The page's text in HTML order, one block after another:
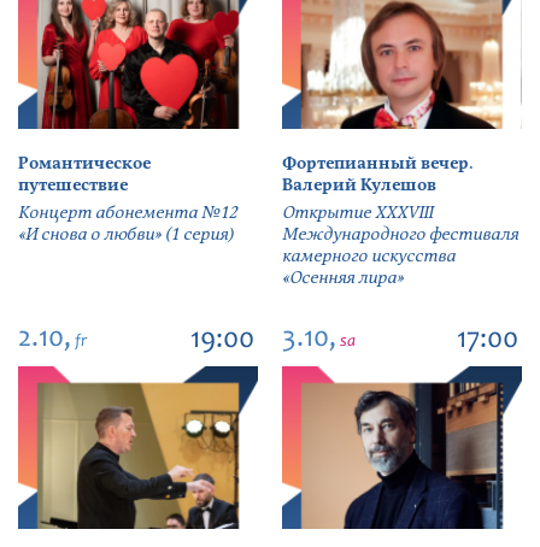
Романтическое
путешествие
Концерт абонемента №12
«И снова о любви» (1 серия)
Фортепианный вечер.
Валерий Кулешов
Открытие ХХХVIII
Международного фестиваля
камерного искусства
«Осенняя лира»
2.10, fr 19:00 3.10, sa 17:00